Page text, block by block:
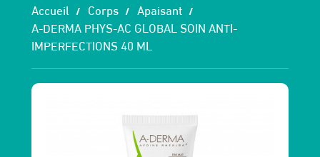
Accueil Corps
Apaisant
A-DERMA PHYS-AC GLOBAL SOIN ANTI-
IMPERFECTIONS 40 ML